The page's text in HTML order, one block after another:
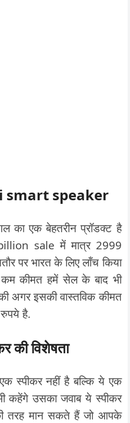
smart speaker
का एक बेहतरीन प्रॉडक्ट है
sale में मात्र 2999
पर भारत के लिए लॉंच किया
कीमत हमें सेल के बाद भी
अगर इसकी वास्तविक कीमत
है.
की विशेषता
स्पीकर नहीं है बल्कि ये एक
कहेंगे उसका जवाब ये स्पीकर
तरह मान सकते हैं जो आपके